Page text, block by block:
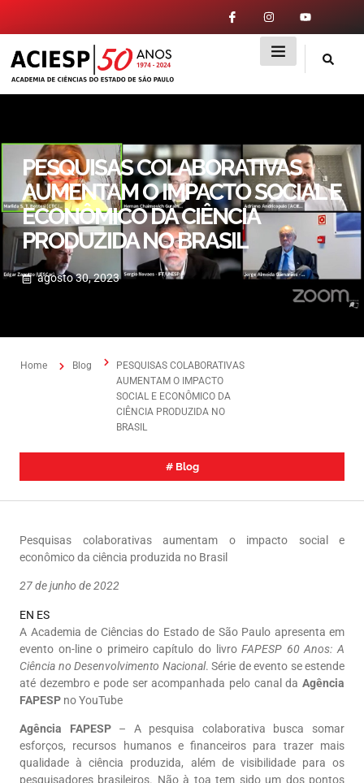
PESQUISAS COLABORATIVAS
AUMENTAM O IMPACTO SOCIAL E
ECONÔMICO DA CIÊNCIA
PRODUZIDA NO BRASIL
agosto 30, 2023
Home Blog
PESQUISAS COLABORATIVAS
AUMENTAM O IMPACTO
SOCIAL E ECONÔMICO DA
CIÊNCIA PRODUZIDA NO
BRASIL
# Blog
Pesquisas colaborativas aumentam o impacto social e
econômico da ciência produzida no Brasil
27 de junho de 2022
EN ES
A Academia de Ciências do Estado de São Paulo apresenta em
evento on-line o primeiro capítulo do livroFAPESP 60 Anos: A
Ciência no Desenvolvimento Nacional. Série de evento se estende
até dezembro e pode ser acompanhada pelo canal da Agência
FAPESP no YouTube
Agência FAPESP– A pesquisa colaborativa busca somar
esforços, recursos humanos e financeiros para trazer mais
qualidade à ciência produzida, além de visibilidade para os
pesquisadores brasileiros. Não à toa tem sido um dos pontos